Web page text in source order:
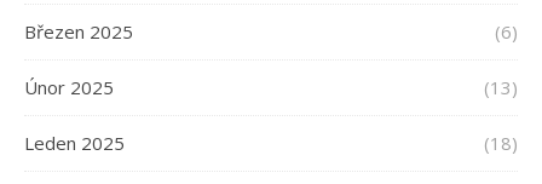
Březen 2025 (6)
Únor 2025 (13)
Leden 2025 (18)